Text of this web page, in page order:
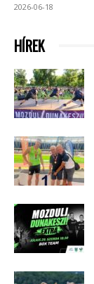
2026-06-18
HÍREK